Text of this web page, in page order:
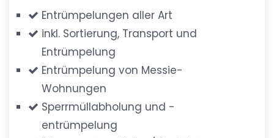
Entrümpelungen aller Art
inkl. Sortierung, Transport und
Entrümpelung
Entrümpelung von Messie-
Wohnungen
Sperrmüllabholung und -
entrümpelung